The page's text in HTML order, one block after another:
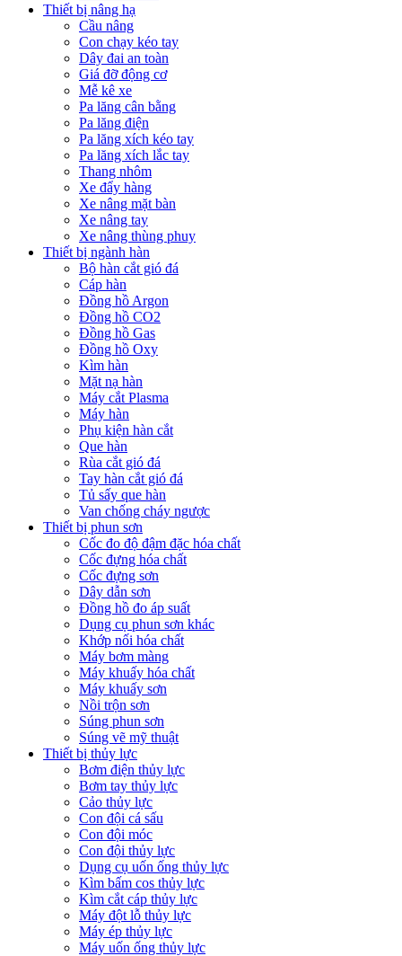
Thiết bị nâng hạ
Cầu nâng
Con chạy kéo tay
Dây đai an toàn
Giá đỡ động cơ
Mễ kê xe
Pa lăng cân bằng
Pa lăng điện
Pa lăng xích kéo tay
Pa lăng xích lắc tay
Thang nhôm
Xe đẩy hàng
Xe nâng mặt bàn
Xe nâng tay
Xe nâng thùng phuy
Thiết bị ngành hàn
Bộ hàn cắt gió đá
Cáp hàn
Đồng hồ Argon
Đồng hồ CO2
Đồng hồ Gas
Đồng hồ Oxy
Kìm hàn
Mặt nạ hàn
Máy cắt Plasma
Máy hàn
Phụ kiện hàn cắt
Que hàn
Rùa cắt gió đá
Tay hàn cắt gió đá
Tủ sấy que hàn
Van chống cháy ngược
Thiết bị phun sơn
Cốc đo độ đậm đặc hóa chất
Cốc đựng hóa chất
Cốc đựng sơn
Dây dẫn sơn
Đồng hồ đo áp suất
Dụng cụ phun sơn khác
Khớp nối hóa chất
Máy bơm màng
Máy khuấy hóa chất
Máy khuấy sơn
Nồi trộn sơn
Súng phun sơn
Súng vẽ mỹ thuật
Thiết bị thủy lực
Bơm điện thủy lực
Bơm tay thủy lực
Cảo thủy lực
Con đội cá sấu
Con đội móc
Con đội thủy lực
Dụng cụ uốn ống thủy lực
Kìm bấm cos thủy lực
Kìm cắt cáp thủy lực
Máy đột lỗ thủy lực
Máy ép thủy lực
Máy uốn ống thủy lực